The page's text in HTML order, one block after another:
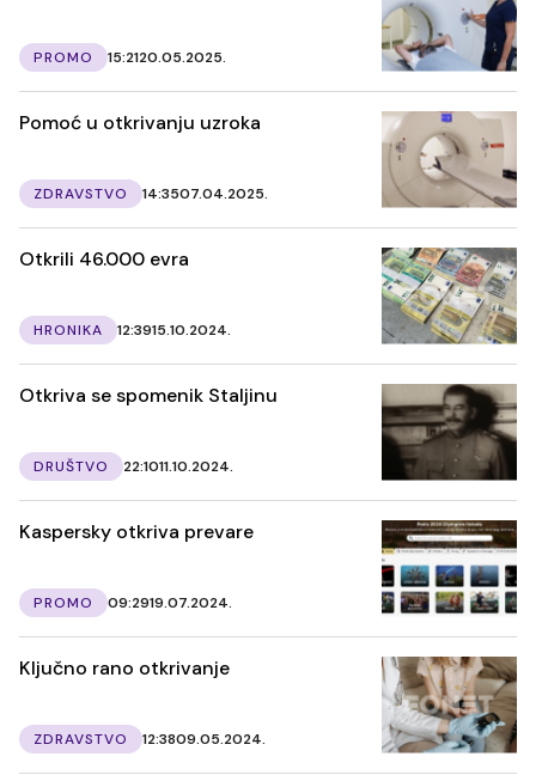
PROMO 15:2120.05.2025.
Pomoć u otkrivanju uzroka
ZDRAVSTVO 14:3507.04.2025.
Otkrili 46.000 evra
HRONIKA 12:3915.10.2024.
Otkriva se spomenik Staljinu
DRUŠTVO 22:1011.10.2024.
Kaspersky otkriva prevare
PROMO 09:2919.07.2024.
Ključno rano otkrivanje
ZDRAVSTVO 12:3809.05.2024.